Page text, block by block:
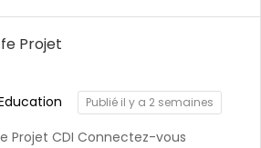
Projet
Publié il y a 2 semaines
Projet CDI Connectez-vous